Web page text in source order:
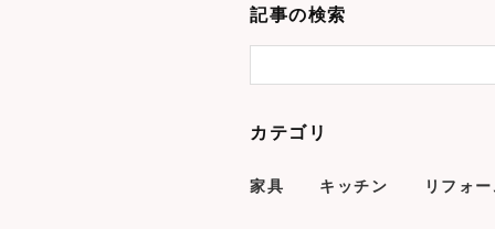
記事の検索
カテゴリ
家具 キッチン リフォ